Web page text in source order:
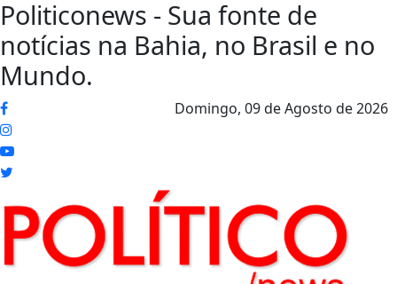
Politiconews - Sua fonte de
notícias na Bahia, no Brasil e no
Mundo.
Domingo, 09 de Agosto de 2026